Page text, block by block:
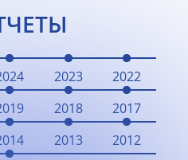
2023
2022
2018
2017
2013
2012